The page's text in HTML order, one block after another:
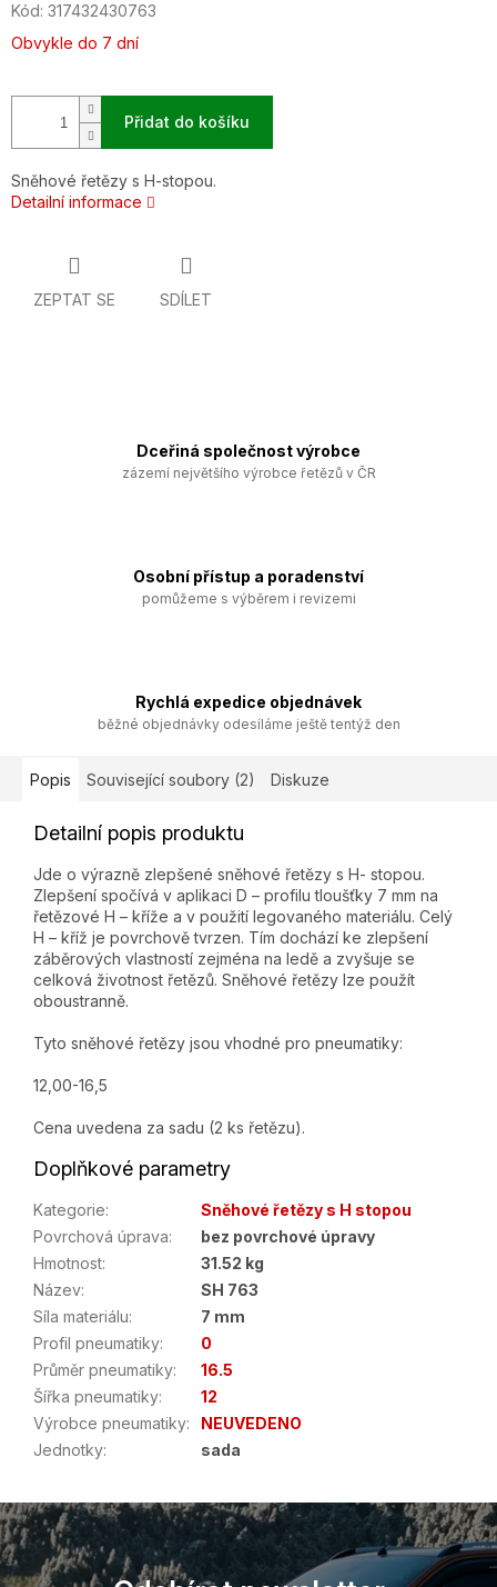
cena:
Kód: 317432430763
Obvykle do 7 dní
Přidat do košíku
Sněhové řetězy s H-stopou.
Detailní informace
ZEPTAT SE SDÍLET
Dceřiná společnost výrobce
zázemí největšího výrobce řetězů v ČR
Osobní přístup a poradenství
pomůžeme s výběrem i revizemi
Rychlá expedice objednávek
běžné objednávky odesíláme ještě tentýž den
Popis Související soubory (2) Diskuze
Detailní popis produktu
Jde o výrazně zlepšené sněhové řetězy s H- stopou.
Zlepšení spočívá v aplikaci D – profilu tloušťky 7 mm na
řetězové H – kříže a v použití legovaného materiálu. Celý
H – kříž je povrchově tvrzen. Tím dochází ke zlepšení
záběrových vlastností zejména na ledě a zvyšuje se
celková životnost řetězů. Sněhové řetězy lze použít
oboustranně.
Tyto sněhové řetězy jsou vhodné pro pneumatiky:
12,00-16,5
Cena uvedena za sadu (2 ks řetězu).
Doplňkové parametry
Kategorie:
Sněhové řetězy s H stopou
Povrchová úprava:
bez povrchové úpravy
Hmotnost:
31.52 kg
Název:
SH 763
Síla materiálu:
7 mm
Profil pneumatiky:
0
Průměr pneumatiky:
16.5
Šířka pneumatiky:
12
Výrobce pneumatiky:
NEUVEDENO
Jednotky: sada
Z
á
p